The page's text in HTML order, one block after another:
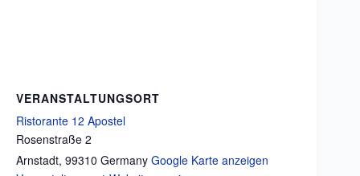
VERANSTALTUNGSORT
Ristorante 12 Apostel
Rosenstraße 2
Arnstadt, 99310 Germany Google Karte anzeigen